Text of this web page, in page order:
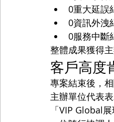
0重大延誤
0資訊外洩
0服務中斷
整體成果獲得
客戶高度
專案結束後，
主辦單位代表表
「VIP Global